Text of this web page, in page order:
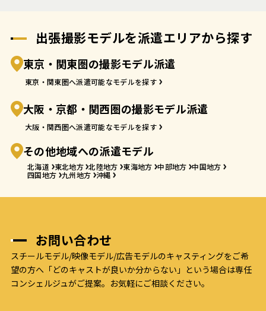
出張撮影モデルを派遣エリアから探す
東京・関東圏の撮影モデル派遣
東京・関東圏へ派遣可能なモデルを探す
大阪・京都・関西圏の撮影モデル派遣
大阪・関西圏へ派遣可能なモデルを探す
その他地域への派遣モデル
北海道 東北地方 北陸地方 東海地方 中部地方 中国地方
四国地方 九州地方 沖縄
お問い合わせ
スチールモデル/映像モデル/広告モデルのキャスティングをご希
望の方へ「どのキャストが良いか分からない」という場合は専任
コンシェルジュがご提案。お気軽にご相談ください。